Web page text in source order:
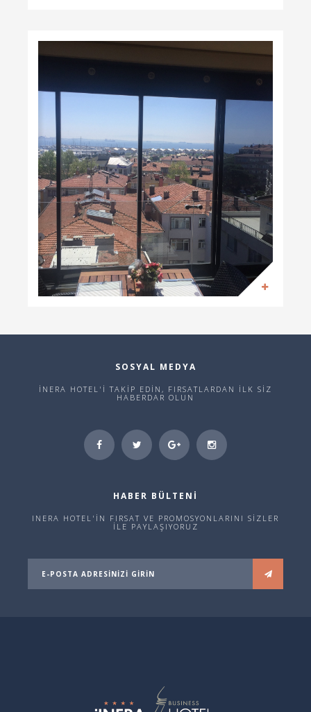
SOSYAL MEDYA
İNERA HOTEL'İ TAKİP EDİN, FIRSATLARDAN İLK SİZ
HABERDAR OLUN
HABER BÜLTENİ
INERA HOTEL'İN FIRSAT VE PROMOSYONLARINI SİZLER
İLE PAYLAŞIYORUZ